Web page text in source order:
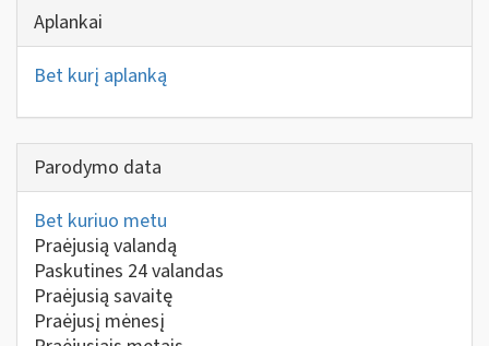
Aplankai
Bet kurį aplanką
Parodymo data
Bet kuriuo metu
Praėjusią valandą
Paskutines 24 valandas
Praėjusią savaitę
Praėjusį mėnesį